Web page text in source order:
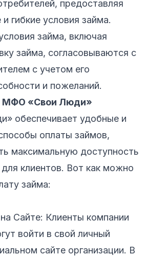
предоставляя
гибкие условия займа.
займа, включая
займа, согласовываются с
с учетом его
и пожеланий.
МФО «Свои Люди»
обеспечивает удобные и
оплаты займов,
максимальную доступность
клиентов. Вот как можно
займа:
Сайте: Клиенты компании
войти в свой личный
сайте организации. В